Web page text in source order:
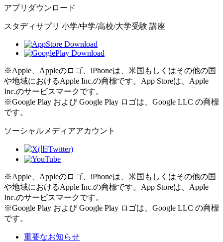
アプリダウンロード
スタディサプリ 小学/中学/高校/大学受験 講座
※Apple、Appleのロゴ、iPhoneは、米国もしくはその他の国
や地域におけるApple Inc.の商標です。App Storeは、Apple
Inc.のサービスマークです。
※Google Play および Google Play ロゴは、Google LLC の商標
です。
ソーシャルメディアアカウント
※Apple、Appleのロゴ、iPhoneは、米国もしくはその他の国
や地域におけるApple Inc.の商標です。App Storeは、Apple
Inc.のサービスマークです。
※Google Play および Google Play ロゴは、Google LLC の商標
です。
重要なお知らせ